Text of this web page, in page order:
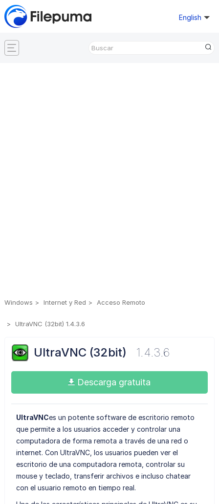
English
Windows Internet y Red Acceso Remoto
UltraVNC (32bit) 1.4.3.6
UltraVNC (32bit) 1.4.3.6
Descarga gratuita
UltraVNCes un potente software de escritorio remoto
que permite a los usuarios acceder y controlar una
computadora de forma remota a través de una red o
internet. Con UltraVNC, los usuarios pueden ver el
escritorio de una computadora remota, controlar su
mouse y teclado, transferir archivos e incluso chatear
con el usuario remoto en tiempo real.